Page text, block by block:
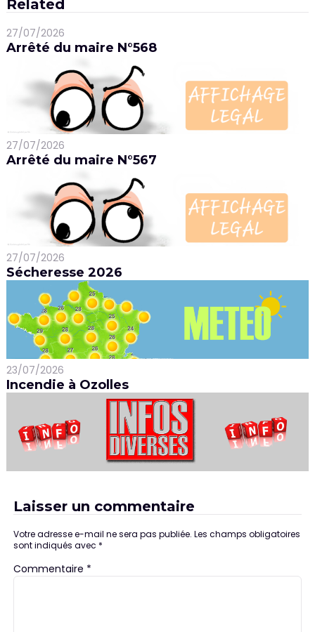
Related
27/07/2026
Arrêté du maire N°568
27/07/2026
Arrêté du maire N°567
27/07/2026
Sécheresse 2026
23/07/2026
Incendie à Ozolles
Laisser un commentaire
Votre adresse e-mail ne sera pas publiée. Les champs obligatoires
sont indiqués avec *
Commentaire *